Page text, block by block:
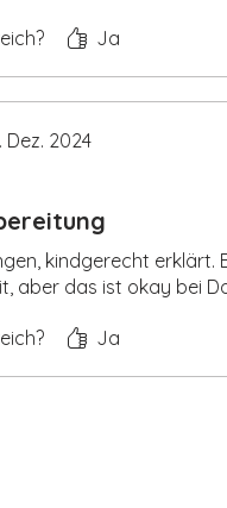
Ja
Dez. 2024
bewertet.
kindgerecht erklärt.
aber das ist okay bei
Ja